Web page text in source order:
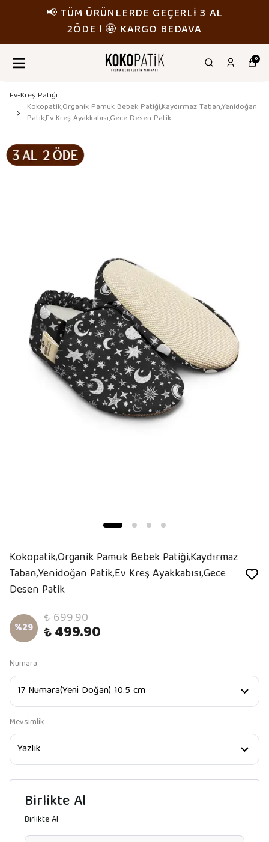
📢 TÜM ÜRÜNLERDE GEÇERLİ 3 AL
2ÖDE ! 🤩 KARGO BEDAVA
0
Ev-Kreş Patiği
Kokopatik,Organik Pamuk Bebek Patiği,Kaydırmaz Taban,Yenidoğan
Patik,Ev Kreş Ayakkabısı,Gece Desen Patik
Kokopatik,Organik Pamuk Bebek Patiği,Kaydırmaz
Taban,Yenidoğan Patik,Ev Kreş Ayakkabısı,Gece
Desen Patik
%29 ₺ 699.90
₺ 499.90
Numara
Mevsimlik
Birlikte Al
Birlikte Al